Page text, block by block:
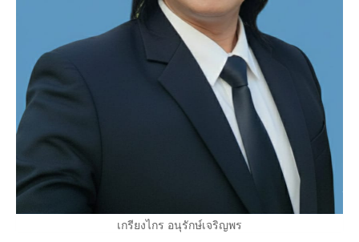
เกรียงไกร อนุรักษ์เจริญพร